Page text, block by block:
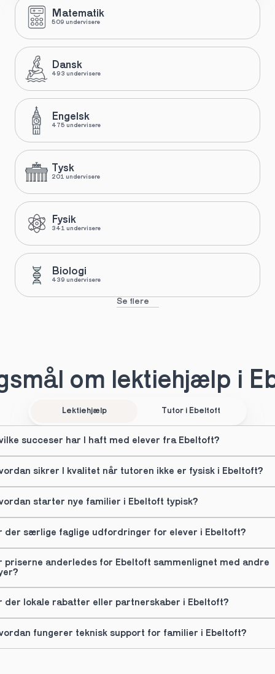
Matematik
509 undervisere
Dansk
493 undervisere
Engelsk
475 undervisere
Tysk
201 undervisere
Fysik
341 undervisere
Biologi
439 undervisere
Se flere
om lektiehjælp i
Lektiehjælp Tutor i Ebeltoft
succeser har I haft med elever fra Ebeltoft?
sikrer I kvalitet når tutoren ikke er fysisk i Ebeltoft?
starter nye familier i Ebeltoft typisk?
der særlige faglige udfordringer for elever i Ebeltoft?
priserne anderledes for Ebeltoft sammenlignet med andre
der lokale rabatter eller partnerskaber i Ebeltoft?
fungerer teknisk support for familier i Ebeltoft?